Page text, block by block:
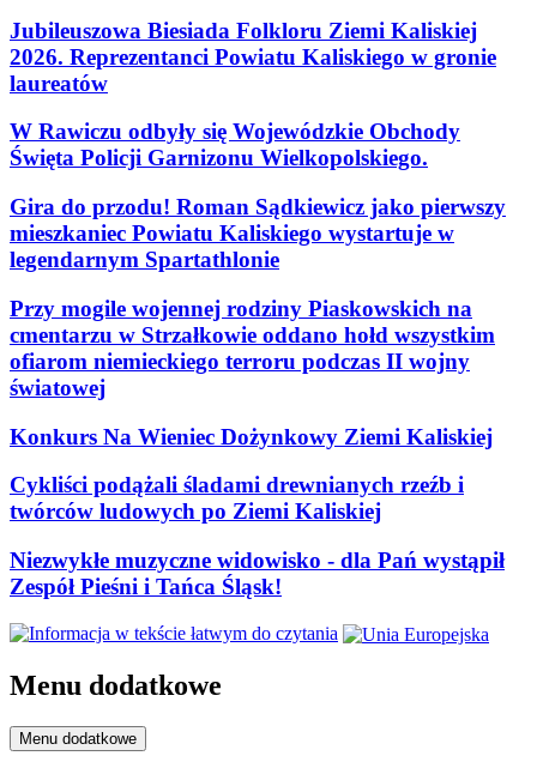
Jubileuszowa Biesiada Folkloru Ziemi Kaliskiej
2026. Reprezentanci Powiatu Kaliskiego w gronie
laureatów
W Rawiczu odbyły się Wojewódzkie Obchody
Święta Policji Garnizonu Wielkopolskiego.
Gira do przodu! Roman Sądkiewicz jako pierwszy
mieszkaniec Powiatu Kaliskiego wystartuje w
legendarnym Spartathlonie
Przy mogile wojennej rodziny Piaskowskich na
cmentarzu w Strzałkowie oddano hołd wszystkim
ofiarom niemieckiego terroru podczas II wojny
światowej
Konkurs Na Wieniec Dożynkowy Ziemi Kaliskiej
Cykliści podążali śladami drewnianych rzeźb i
twórców ludowych po Ziemi Kaliskiej
Niezwykłe muzyczne widowisko - dla Pań wystąpił
Zespół Pieśni i Tańca Śląsk!
Menu dodatkowe
Menu dodatkowe